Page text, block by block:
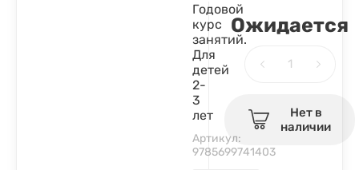
Годовой
курс
занятий.
Для
детей
2-
3
лет
Артикул:
9785699741403
Ожидается
Нет в
наличии